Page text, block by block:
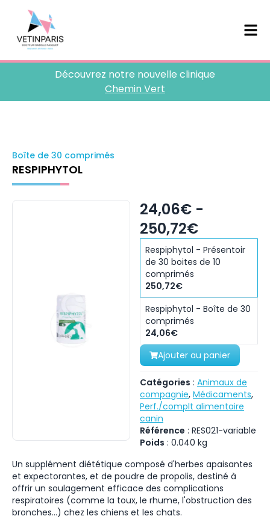
Découvrez notre nouvelle clinique
Chemin Vert
Boîte de 30 comprimés
RESPIPHYTOL
24,06€ -
250,72€
Respiphytol - Présentoir
de 30 boites de 10
comprimés
250,72€
Respiphytol - Boîte de 30
comprimés
24,06€
Ajouter au panier
Catégories : Animaux de
compagnie, Médicaments,
Perf./complt alimentaire
canin
Référence : RES021-variable
Poids : 0.040 kg
Un supplément diététique composé d'herbes apaisantes
et expectorantes, et de poudre de propolis, destiné à
offrir un soulagement efficace des complications
respiratoires (comme la toux, le rhume, l'obstruction des
bronches…) chez les chiens et les chats.